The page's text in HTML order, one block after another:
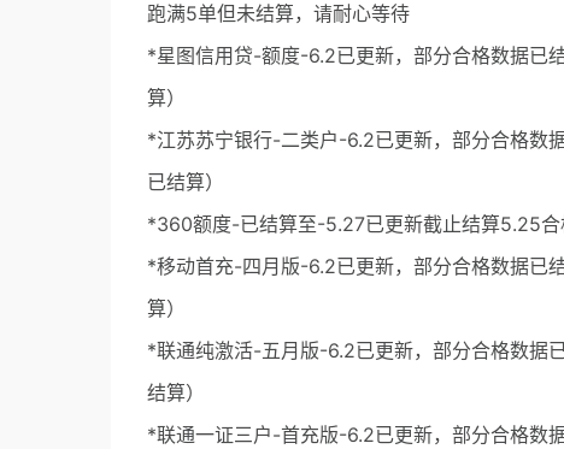
跑满5单但未结算，请耐心等待
*星图信用贷-额度-6.2已更新，部分合格数据已
算）
*江苏苏宁银行-二类户-6.2已更新，部分合格数
已结算）
*360额度-已结算至-5.27已更新截止结算5.25合
*移动首充-四月版-6.2已更新，部分合格数据已
算）
*联通纯激活-五月版-6.2已更新，部分合格数据
结算）
*联通一证三户-首充版-6.2已更新，部分合格数